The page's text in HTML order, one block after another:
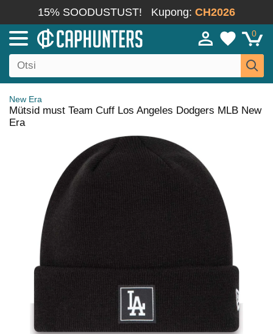
15% SOODUSTUST! Kupong: CH2026
0
New Era
Mütsid must Team Cuff Los Angeles Dodgers MLB New
Era